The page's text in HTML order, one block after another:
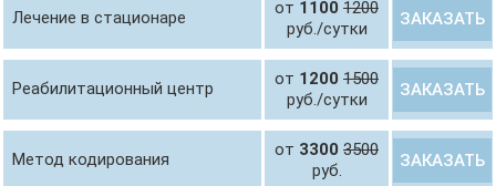
Лечение в стационаре от 1100 1200
руб./сутки
ЗАКАЗАТЬ
Реабилитационный центр от 1200 1500
руб./сутки
ЗАКАЗАТЬ
Метод кодирования от 3300 3500
руб.
ЗАКАЗАТЬ